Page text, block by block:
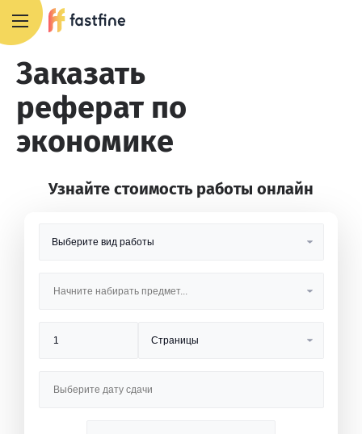
Заказать
реферат по
экономике
Узнайте стоимость работы онлайн